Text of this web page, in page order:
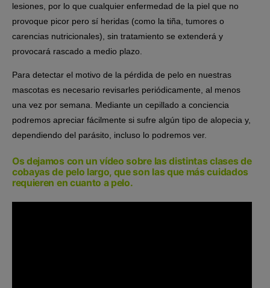
lesiones, por lo que cualquier enfermedad de la piel que no
provoque picor pero sí heridas (como la tiña, tumores o
carencias nutricionales), sin tratamiento se extenderá y
provocará rascado a medio plazo.
Para detectar el motivo de la pérdida de pelo en nuestras
mascotas es necesario revisarles periódicamente, al menos
una vez por semana. Mediante un cepillado a conciencia
podremos apreciar fácilmente si sufre algún tipo de alopecia y,
dependiendo del parásito, incluso lo podremos ver.
Os dejamos con un vídeo sobre las distintas clases de
cobayas de pelo largo, que son las que más cuidados
requieren en cuanto a pelo.